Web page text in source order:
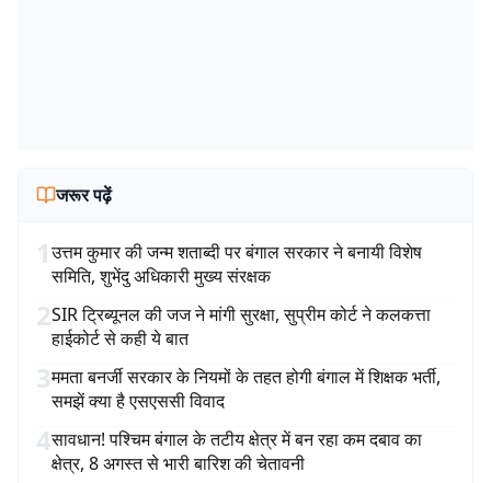
जरूर पढ़ें
1उत्तम कुमार की जन्म शताब्दी पर बंगाल सरकार ने बनायी विशेष
समिति, शुभेंदु अधिकारी मुख्य संरक्षक
2SIR ट्रिब्यूनल की जज ने मांगी सुरक्षा, सुप्रीम कोर्ट ने कलकत्ता
हाईकोर्ट से कही ये बात
3ममता बनर्जी सरकार के नियमों के तहत होगी बंगाल में शिक्षक भर्ती,
समझें क्या है एसएससी विवाद
4सावधान! पश्चिम बंगाल के तटीय क्षेत्र में बन रहा कम दबाव का
क्षेत्र, 8 अगस्त से भारी बारिश की चेतावनी